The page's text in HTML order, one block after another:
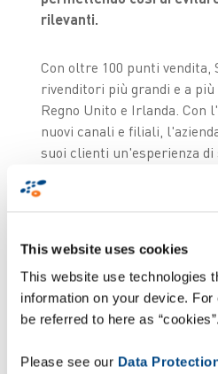
This website uses cookies
This website use technologies
information on your device.
be referred to here as “cookies”.
Please see our Data
rilevanti.
Con oltre 100 punti vendita,
rivenditori più grandi e a
Regno Unito e Irlanda. Con
nuovi canali e filiali,
suoi clienti un'esperienza
inizia nel 2014, quando
Britannicoha acquistato
soluzioneper migliorare
etichettatura, gestione
cicli) e ricevimento merci.